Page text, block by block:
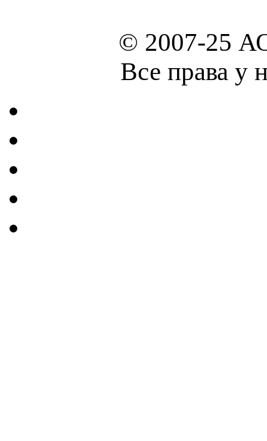
© 2007-25
Все права у